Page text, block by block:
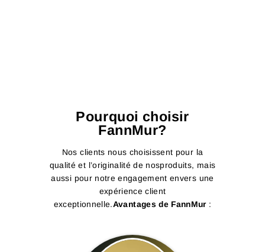
Pourquoi choisir
FannMur?
Nos clients nous choisissent pour la
qualité et l’originalité de nosproduits, mais
aussi pour notre engagement envers une
expérience client
exceptionnelle.Avantages de FannMur: